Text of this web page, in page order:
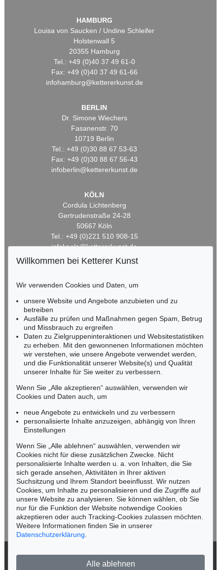
HAMBURG
Louisa von Saucken / Undine Schleifer
Holstenwall 5
20355 Hamburg
Tel.: +49 (0)40 37 49 61-0
Fax: +49 (0)40 37 49 61-66
infohamburg@kettererkunst.de
BERLIN
Dr. Simone Wiechers
Fasanenstr. 70
10719 Berlin
Tel.: +49 (0)30 88 67 53-63
Fax: +49 (0)30 88 67 56-43
infoberlin@kettererkunst.de
KÖLN
Cordula Lichtenberg
Gertrudenstraße 24-28
50667 Köln
Tel.: +49 (0)221 510 908-15
infokoeln@kettererkunst.de
HESSEN
Miriam Heß
Tel.: +49 (0)62 21 58 80-038
Fax: +49 (0)62 21 58 80-595
infoheidelberg@kettererkunst.de
NORDDEUTSCHLAND
Nico Kassel, M.A.
Mobil: +49 (0)171 8618661
n.kassel@kettererkunst.de
Keine Auktion mehr verpassen!
Wir informieren Sie rechtzeitig.
Jetzt zum Newsletter anmelden >
Willkommen bei Ketterer Kunst
Wir verwenden Cookies und Daten, um
unsere Website und Angebote anzubieten und zu
betreiben
Ausfälle zu prüfen und Maßnahmen gegen Spam, Betrug
und Missbrauch zu ergreifen
Daten zu Zielgruppeninteraktionen und Websitestatistiken
zu erheben. Mit den gewonnenen Informationen möchten
wir verstehen, wie unsere Angebote verwendet werden,
und die Funktionalität unserer Website(s) und Qualität
unserer Inhalte für Sie weiter zu verbessern.
Wenn Sie „Alle akzeptieren“ auswählen, verwenden wir
Cookies und Daten auch, um
neue Angebote zu entwickeln und zu verbessern
personalisierte Inhalte anzuzeigen, abhängig von Ihren
Einstellungen
Wenn Sie „Alle ablehnen“ auswählen, verwenden wir
Cookies nicht für diese zusätzlichen Zwecke. Nicht
personalisierte Inhalte werden u. a. von Inhalten, die Sie
sich gerade ansehen, Aktivitäten in Ihrer aktiven
Suchsitzung und Ihrem Standort beeinflusst. Wir nutzen
Cookies, um Inhalte zu personalisieren und die Zugriffe auf
unsere Website zu analysieren. Sie können wählen, ob Sie
nur für die Funktion der Website notwendige Cookies
akzeptieren oder auch Tracking-Cookies zulassen möchten.
Weitere Informationen finden Sie in unserer
Datenschutzerklärung
Alle ablehnen